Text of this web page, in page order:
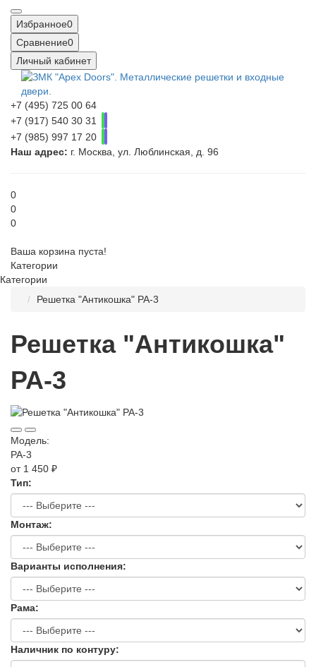
Избранное0
Сравнение0
Личный кабинет
+7 (495) 725 00 64
+7 (917) 540 30 31
+7 (985) 997 17 20
Наш адрес: г. Москва, ул. Люблинская, д. 96
0
0
0
Ваша корзина пуста!
Категории
Категории
Решетка "Антикошка" РА-3
Решетка "Антикошка"
РА-3
Модель:
РА-3
от 1 450 ₽
Тип:
Монтаж:
Варианты исполнения:
Рама:
Наличник по контуру: